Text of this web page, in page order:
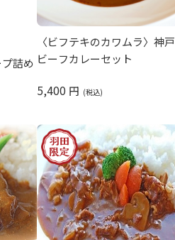
詰め
〈ビフテキのカワムラ〉神戸
ビーフカレーセット
5,400 円